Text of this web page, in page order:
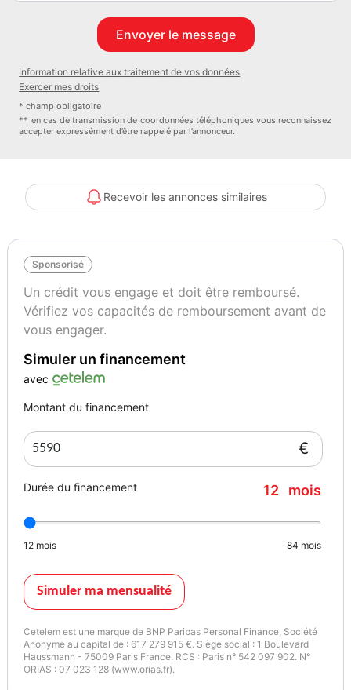
intermédiation : 590 euros Prix hors carte grise Livraison possible
dans toute la France via prestataire extérieur selon tarif en vigueur
De Vedas montpellier@transakauto com montpellier@transakauto
com
Consommation : 3.50 l/100km
Information relative aux traitement de vos données
Exercer mes droits
* champ obligatoire
** en cas de transmission de coordonnées téléphoniques vous reconnaissez
accepter expressément d’être rappelé par l’annonceur.
Recevoir les annonces similaires
Sponsorisé
Un crédit vous engage et doit être remboursé.
Vérifiez vos capacités de remboursement avant de
vous engager.
Simuler un financement
avec
Montant du financement
€
Durée du financement 12 mois
12 mois 84 mois
Simuler ma mensualité
Cetelem est une marque de BNP Paribas Personal Finance, Société
Anonyme au capital de : 617 279 915 €. Siège social : 1 Boulevard
Haussmann - 75009 Paris France. RCS : Paris n° 542 097 902. N°
ORIAS : 07 023 128 (www.orias.fr).